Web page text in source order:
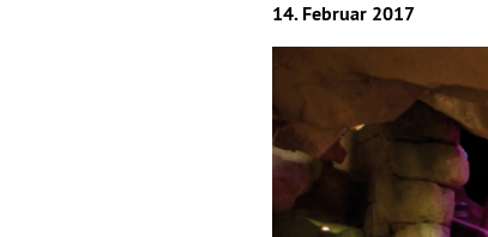
14. Februar 2017